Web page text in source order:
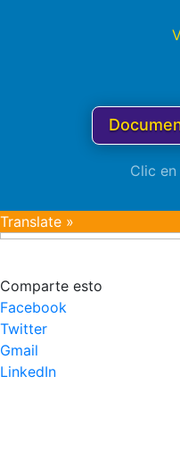
Clic
Translate »
Comparte esto
Facebook
Twitter
Gmail
LinkedIn